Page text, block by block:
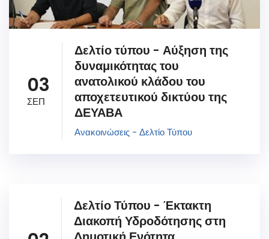
03
ΣΕΠ
Δελτίο τύπου - Αύξηση της
δυναμικότητας του
ανατολικού κλάδου του
αποχετευτικού δικτύου της
ΔΕΥΑΒΑ
Ανακοινώσεις - Δελτίο Τύπου
Δελτίο Τύπου - Έκτακτη
Διακοπή Υδροδότησης στη